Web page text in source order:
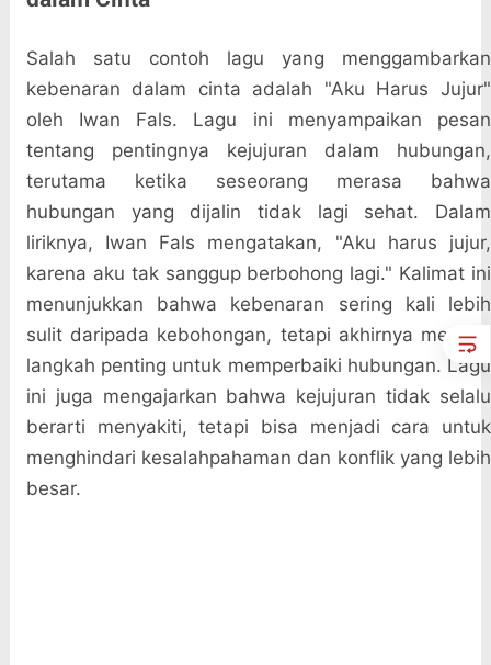
Salah satu contoh lagu yang menggambarkan
kebenaran dalam cinta adalah "Aku Harus Jujur"
oleh Iwan Fals. Lagu ini menyampaikan pesan
tentang pentingnya kejujuran dalam hubungan,
terutama ketika seseorang merasa bahwa
hubungan yang dijalin tidak lagi sehat. Dalam
liriknya, Iwan Fals mengatakan, "Aku harus jujur,
karena aku tak sanggup berbohong lagi." Kalimat ini
menunjukkan bahwa kebenaran sering kali lebih
sulit daripada kebohongan, tetapi akhirnya menjadi
langkah penting untuk memperbaiki hubungan. Lagu
ini juga mengajarkan bahwa kejujuran tidak selalu
berarti menyakiti, tetapi bisa menjadi cara untuk
menghindari kesalahpahaman dan konflik yang lebih
besar.